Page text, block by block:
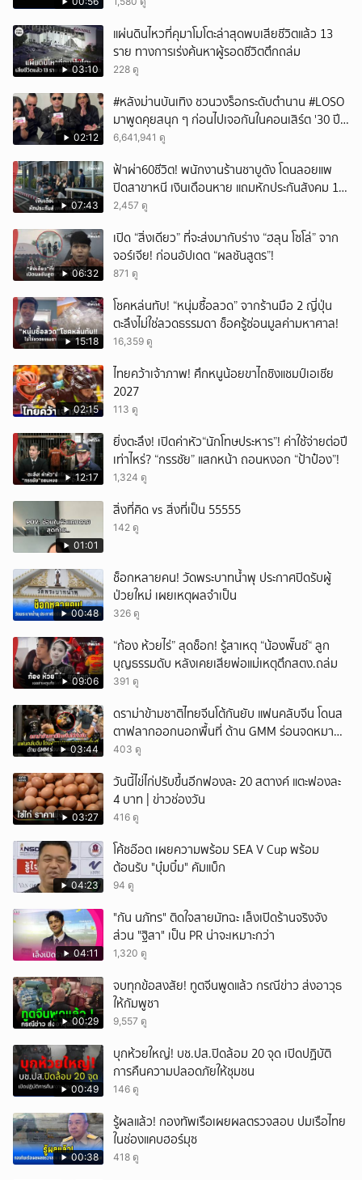
03:10
แผ่นดินไหวที่คุมาโมโตะล่าสุดพบเสียชีวิตแล้ว 13
ราย ทางการเร่งค้นหาผู้รอดชีวิตตึกถล่ม
228 ดู
02:12
#หลังม่านบันเทิง ชวนวงร็อกระดับตำนาน #LOSO
มาพูดคุยสนุก ๆ ก่อนไปเจอกันในคอนเสิร์ต '30 ปี
LOSO นานเท่าไรก็รอ'
6,641,941 ดู
07:43
ฟ้าผ่า60ชีวิต! พนักงานร้านชาบูดัง โดนลอยแพ
ปิดสาขาหนี เงินเดือนหาย แถมหักประกันสังคม 11
เดือนแต่ไม่ส่ง?
2,457 ดู
06:32
เปิด “สิ่งเดียว” ที่จะส่งมากับร่าง “ฮลุน โซโล่” จาก
จอร์เจีย! ก่อนอัปเดต “ผลชันสูตร”!
871 ดู
15:18
โชคหล่นทับ! “หนุ่มซื้อลวด” จากร้านมือ 2 ญี่ปุ่น
ตะลึงไม่ใช่ลวดธรรมดา ช็อครู้ซ่อนมูลค่ามหาศาล!
16,359 ดู
02:15
ไทยคว้าเจ้าภาพ! ศึกหนูน้อยขาไถชิงแชมป์เอเชีย
2027
113 ดู
12:17
ยิ่งตะลึง! เปิดค่าหัว“นักโทษประหาร”! ค่าใช้จ่ายต่อปี
เท่าไหร่? “กรรชัย” แสกหน้า ถอนหงอก “ป้าป๋อง”!
1,324 ดู
01:01
สิ่งที่คิด vs สิ่งที่เป็น 55555
142 ดู
00:48
ช็อกหลายคน! วัดพระบาทน้ำพุ ประกาศปิดรับผู้
ป่วยใหม่ เผยเหตุผลจำเป็น
326 ดู
09:06
“ก้อง ห้วยไร่” สุดช็อก! รู้สาเหตุ “น้องพั๊นซ์“ ลูก
บุญธรรมดับ หลังเคยเสียพ่อแม่เหตุตึกสตง.ถล่ม
391 ดู
03:44
ดราม่าข้ามชาติไทยจีนโต้กันยับ แฟนคลับจีน โดนส
ตาฟลากออกนอกพื้นที่ ด้าน GMM ร่อนจดหมาย
แถลง
403 ดู
03:27
วันนี้ไข่ไก่ปรับขึ้นอีกฟองละ 20 สตางค์ แตะฟองละ
4 บาท | ข่าวช่องวัน
416 ดู
04:23
โค้ชอ๊อต เผยความพร้อม SEA V Cup พร้อม
ต้อนรับ "บุ๋มบิ๋ม" คัมแบ็ก
94 ดู
04:11
"กัน นภัทร" ติดใจสายมัทฉะ เล็งเปิดร้านจริงจัง
ส่วน "ฐิสา" เป็น PR น่าจะเหมาะกว่า
1,320 ดู
00:29
จบทุกข้อสงสัย! ทูตจีนพูดแล้ว กรณีข่าว ส่งอาวุธ
ให้กัมพูชา
9,557 ดู
00:49
บุกห้วยใหญ่! บช.ปส.ปิดล้อม 20 จุด เปิดปฏิบัติ
การคืนความปลอดภัยให้ชุมชน
146 ดู
00:38
รู้ผลแล้ว! กองทัพเรือเผยผลตรวจสอบ ปมเรือไทย
ในช่องแคบฮอร์มุซ
418 ดู